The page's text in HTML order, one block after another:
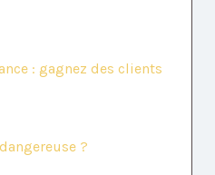
: gagnez des clients
?